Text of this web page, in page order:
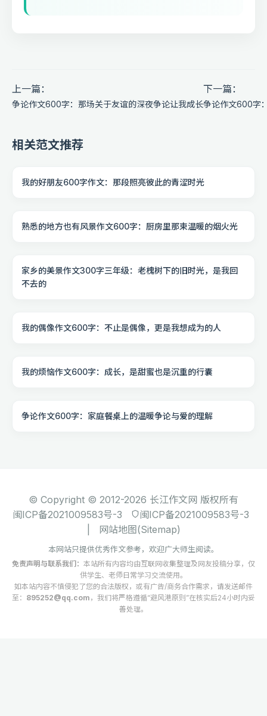
上一篇：
争论作文600字：那场关于友谊的深夜争论让我成长
下一篇：
争论作文600字
相关范文推荐
我的好朋友600字作文：那段照亮彼此的青涩时光
熟悉的地方也有风景作文600字：厨房里那束温暖的烟火光
家乡的美景作文300字三年级：老槐树下的旧时光，是我回
不去的
我的偶像作文600字：不止是偶像，更是我想成为的人
我的烦恼作文600字：成长，是甜蜜也是沉重的行囊
争论作文600字：家庭餐桌上的温暖争论与爱的理解
© Copyright © 2012-2026 长江作文网 版权所有
闽ICP备2021009583号-3
闽ICP备2021009583号-3
网站地图(Sitemap)
本网站只提供优秀作文参考，欢迎广大师生阅读。
免责声明与联系我们： 本站所有内容均由互联网收集整理及网友投稿分享，仅
供学生、老师日常学习交流使用。
如本站内容不慎侵犯了您的合法版权，或有广告/商务合作需求，请发送邮件
至： 895252@qq.com ，我们将严格遵循“避风港原则”在核实后24小时内妥
善处理。